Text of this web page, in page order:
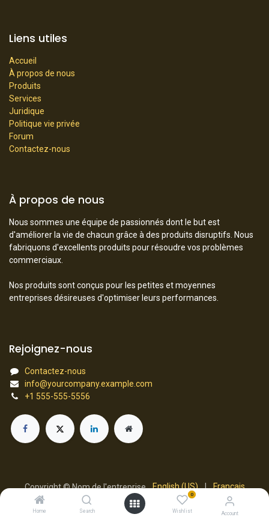
Home Search
0
Wishlist Account
Liens utiles
Accueil
À propos de nous
Produits
Services
Juridique
Politique vie privée
Forum
Contactez-nous
À propos de nous
Nous sommes une équipe de passionnés dont le but est
d'améliorer la vie de chacun grâce à des produits disruptifs. Nous
fabriquons d'excellents produits pour résoudre vos problèmes
commerciaux.
Nos produits sont conçus pour les petites et moyennes
entreprises désireuses d'optimiser leurs performances.
Rejoignez-nous
Contactez-nous
info@yourcompany.example.com
+1 555-555-5556
Copyright © Nom de l'entreprise English (US) |
Français
Généré par
- Le #1Open Source eCommerce